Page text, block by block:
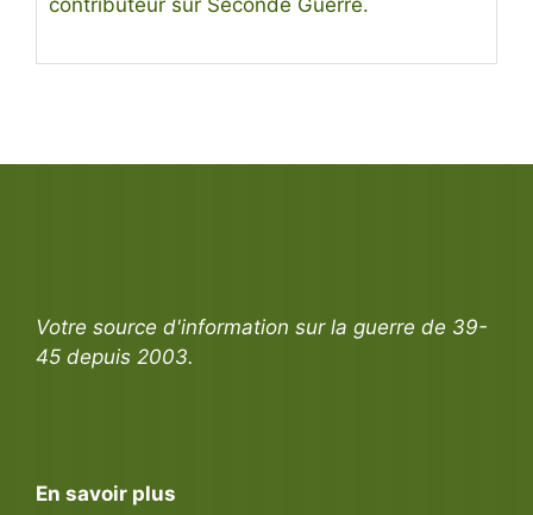
contributeur sur Seconde Guerre.
Votre source d'information sur la guerre de 39-
45 depuis 2003.
En savoir plus